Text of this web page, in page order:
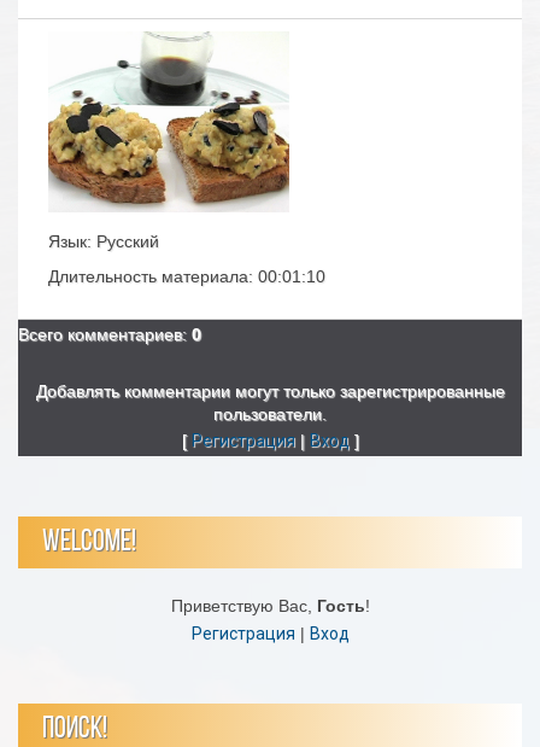
Язык: Русский
Длительность материала: 00:01:10
Всего комментариев: 0
Добавлять комментарии могут только зарегистрированные
пользователи.
[ Регистрация| Вход ]
WELCOME!
Приветствую Вас, Гость!
Регистрация | Вход
ПОИСК!